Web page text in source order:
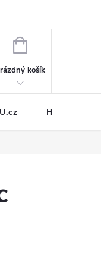
NÁKUPNÍ
košík
Hodnocení